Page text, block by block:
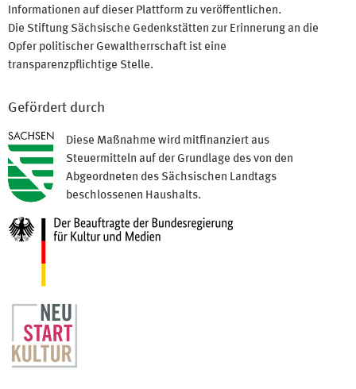
Informationen auf dieser Plattform zu veröffentlichen.
Die Stiftung Sächsische Gedenkstätten zur Erinnerung an die
Opfer politischer Gewaltherrschaft ist eine
transparenzpflichtige Stelle.
Gefördert durch
Diese Maßnahme wird mitfinanziert aus
Steuermitteln auf der Grundlage des von den
Abgeordneten des Sächsischen Landtags
beschlossenen Haushalts.